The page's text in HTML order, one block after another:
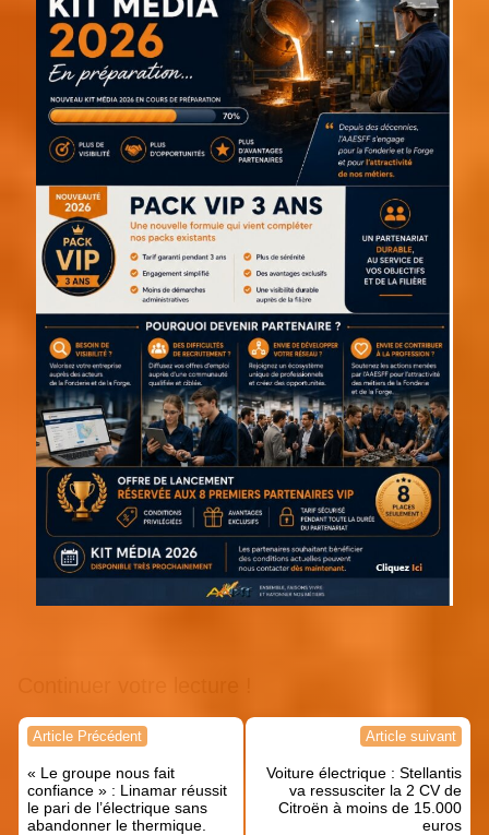
Navigation
l’article
Article Précédent
« Le groupe nous fait
confiance » : Linamar réussit
le pari de l’électrique sans
abandonner le thermique.
Article suivant
Voiture électrique : Stellantis
va ressusciter la 2 CV de
Citroën à moins de 15.000
euros